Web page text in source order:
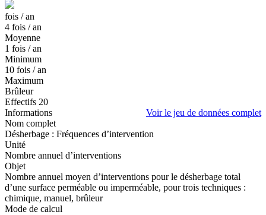
fois / an
4 fois / an
Moyenne
1 fois / an
Minimum
10 fois / an
Maximum
Brûleur
Effectifs 20
Informations
Voir le jeu de données complet
Nom complet
Désherbage : Fréquences d’intervention
Unité
Nombre annuel d’interventions
Objet
Nombre annuel moyen d’interventions pour le désherbage total
d’une surface perméable ou imperméable, pour trois techniques :
chimique, manuel, brûleur
Mode de calcul